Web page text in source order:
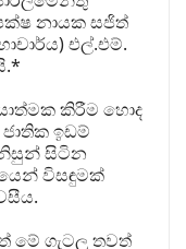
නායක සජිත්
එල්.එම්.
කිරීම හොද
ඉඩම්
සිටින
විසඳුමක්
ගැටලු තවත්